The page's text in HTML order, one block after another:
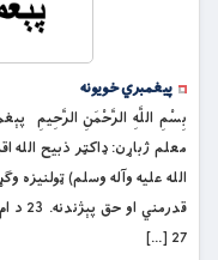
پیغمبري خویونه
بِسْمِ اللَّهِ الرَّحْمَنِ الرَّحِيمِ
27 […]